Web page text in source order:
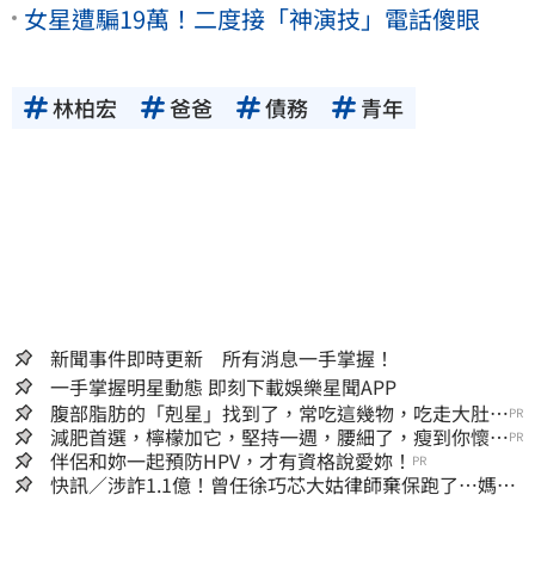
女星遭騙19萬！二度接「神演技」電話傻眼
林柏宏 爸爸 債務 青年
新聞事件即時更新 所有消息一手掌握！
一手掌握明星動態 即刻下載娛樂星聞APP
腹部脂肪的「剋星」找到了，常吃這幾物，吃走大肚
囊，瘦出小蠻腰
PR
減肥首選，檸檬加它，堅持一週，腰細了，瘦到你懷疑
人生
PR
伴侶和妳一起預防HPV，才有資格說愛妳！ PR
快訊／涉詐1.1億！曾任徐巧芯大姑律師棄保跑了…媽也